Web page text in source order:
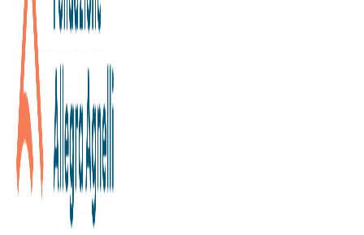
08/05/2026
Notizie da Candiolo
Oggi è la Giornata Mondiale sul
Tumore Ovarico